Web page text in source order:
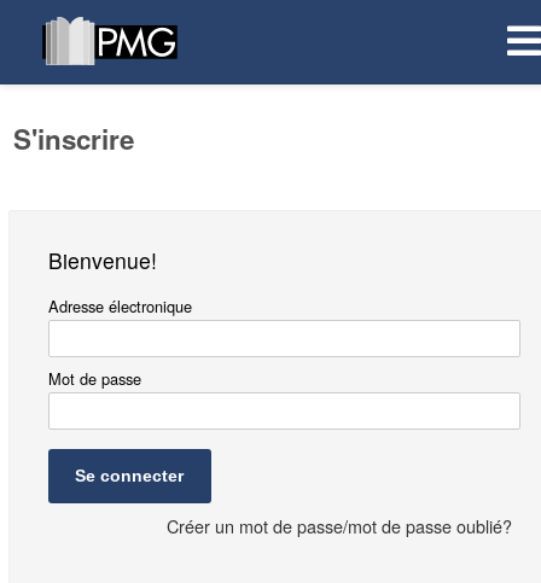
S'inscrire
Bienvenue!
Adresse électronique
Mot de passe
Se connecter
Créer un mot de passe/mot de passe oublié?